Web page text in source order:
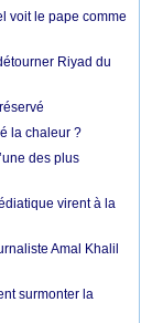
voit le pape comme
Riyad du
la chaleur ?
des plus
virent à la
Amal Khalil
surmonter la